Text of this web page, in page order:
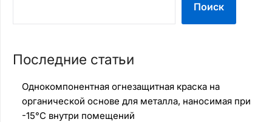
Поиск
Последние статьи
Однокомпонентная огнезащитная краска на
органической основе для металла, наносимая при
-15°C внутри помещений